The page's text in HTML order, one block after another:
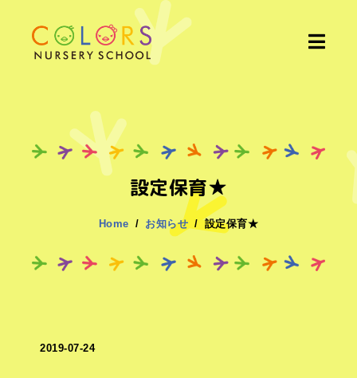
設定保育★
Home お知らせ 設定保育★
2019-07-24